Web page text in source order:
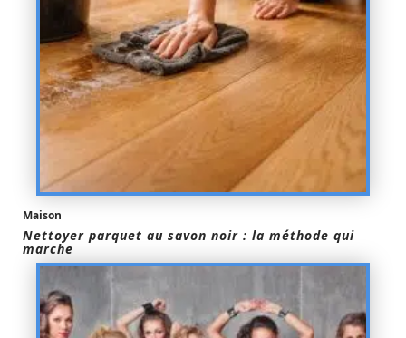
Maison
Nettoyer parquet au savon noir : la méthode qui
marche